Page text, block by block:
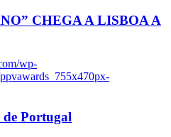
CHEGA A LISBOA A
wp-
de Portugal